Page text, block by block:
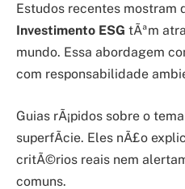
Estudos recentes mostram
Investimento ESG tÃªm
mundo. Essa abordagem
com responsabilidade
Guias rÃ¡pidos sobre o
superfÃ­cie. Eles nÃ£o
critÃ©rios reais nem
comuns.